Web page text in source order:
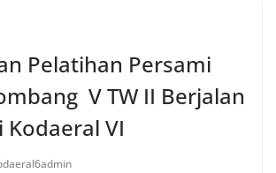
Pelatihan Persami
V TW II Berjalan
Kodaeral VI